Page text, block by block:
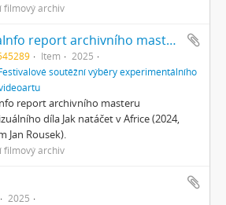
filmový archiv
MediaInfo report archivního masteru
Item
2025
soutěžní výběry experimentálního
report archivního masteru
díla Jak natáčet v Africe (2024,
Jan Rousek).
filmový archiv
2025